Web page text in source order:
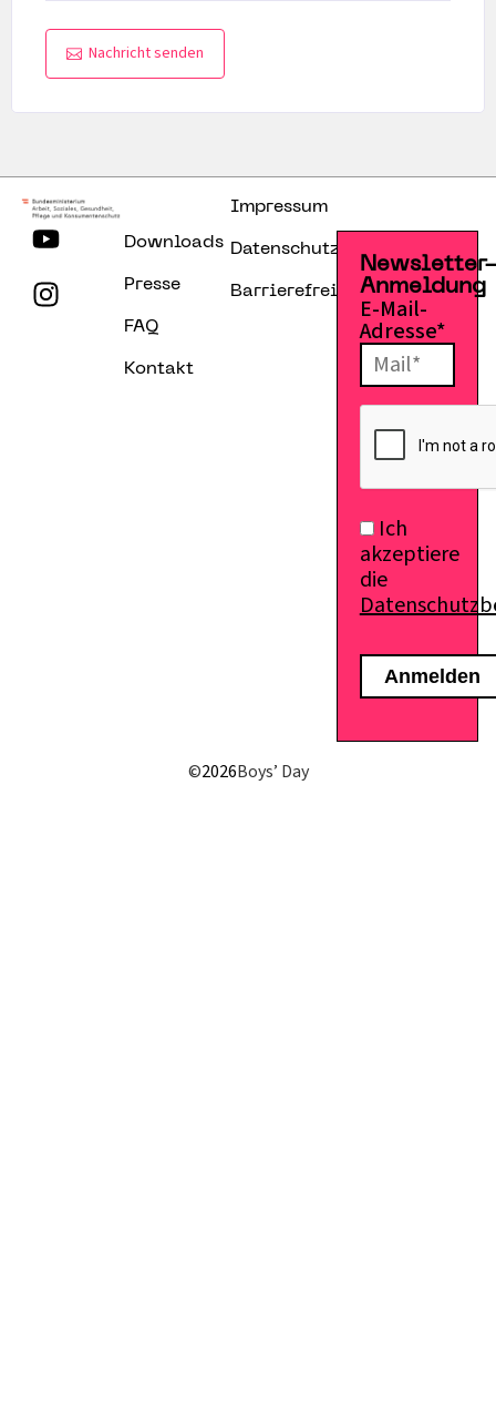
Nachricht senden
Downloads
Presse
FAQ
Kontakt
Impressum
Datenschutzerklärung
Barrierefreiheitserklärung
Anmeldung
E-Mail-
Adresse*
Ich
akzeptiere
die
©2026Boys’ Day